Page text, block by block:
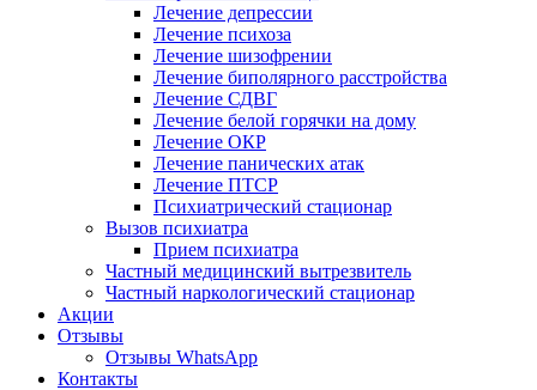
Лечение депрессии
Лечение психоза
Лечение шизофрении
Лечение биполярного расстройства
Лечение СДВГ
Лечение белой горячки на дому
Лечение ОКР
Лечение панических атак
Лечение ПТСР
Психиатрический стационар
Вызов психиатра
Прием психиатра
Частный медицинский вытрезвитель
Частный наркологический стационар
Акции
Отзывы
Отзывы WhatsApp
Контакты